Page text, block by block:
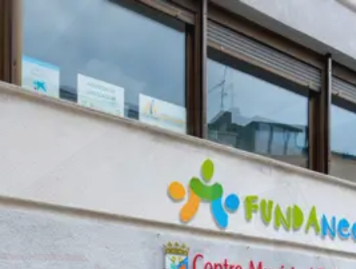
ENTRADA